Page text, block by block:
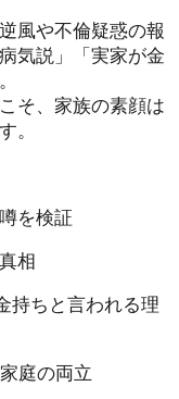
風や不倫疑惑の報
気説」「実家が金
そ、家族の素顔は
。
を検証
相
持ちと言われる理
庭の両立